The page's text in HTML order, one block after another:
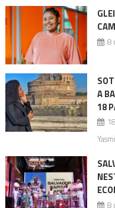
8
A
18
8